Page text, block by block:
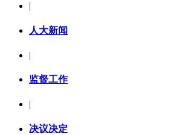
|
人大新闻
|
监督工作
决议决定